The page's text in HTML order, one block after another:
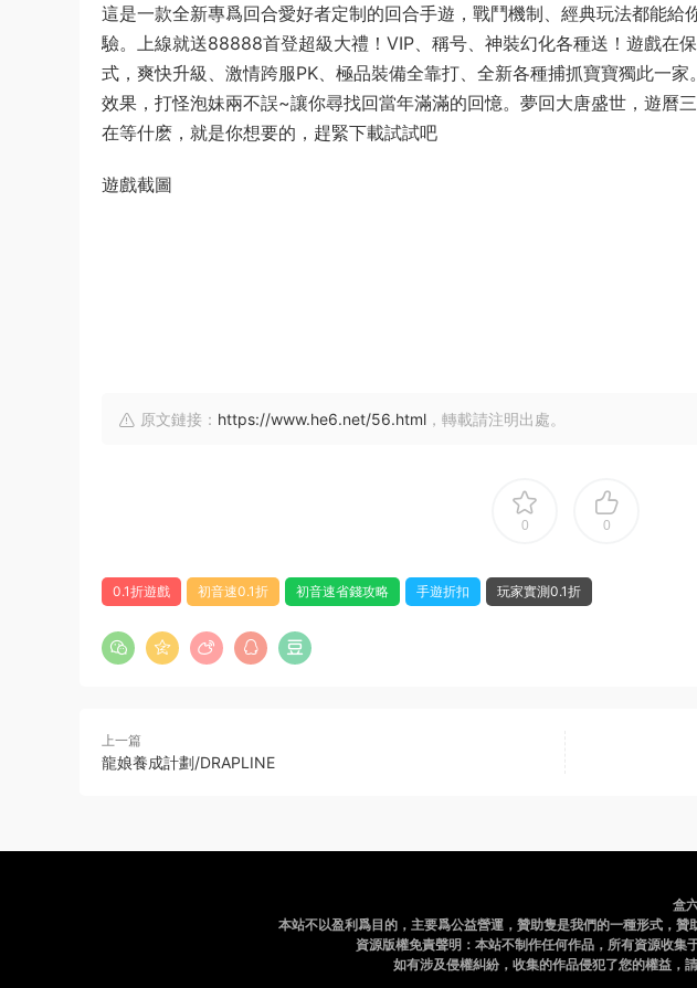
這是一款全新專爲回合愛好者定制的回合手遊，戰鬥機制、經典玩法都能給
驗。上線就送88888首登超級大禮！VIP、稱号、神裝幻化各種送！遊戲在
式，爽快升級、激情跨服PK、極品裝備全靠打、全新各種捕抓寶寶獨此一
效果，打怪泡妹兩不誤~讓你尋找回當年滿滿的回憶。夢回大唐盛世，遊曆
在等什麽，就是你想要的，趕緊下載試試吧
遊戲截圖
原文鏈接： https://www.he6.net/56.html ，轉載請注明出處。
0 0
0.1折遊戲 初音速0.1折 初音速省錢攻略 手遊折扣 玩家實測0.1折
上一篇
龍娘養成計劃/DRAPLINE
盒
本站不以盈利爲目的，主要爲公益營運，贊助隻是我們的一種形式，
資源版權免責聲明：本站不制作任何作品，所有資源收集
如有涉及侵權糾紛，收集的作品侵犯了您的權益